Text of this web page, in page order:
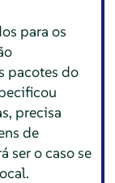
para os
pacotes do
precisa
de
ser o caso se